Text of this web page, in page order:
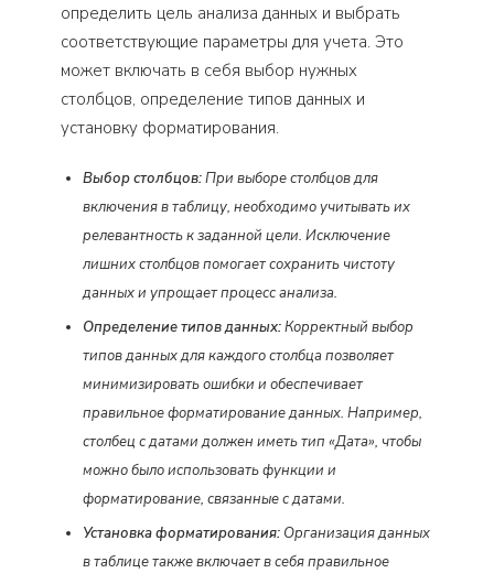
определить цель анализа данных и выбрать
соответствующие параметры для учета. Это
может включать в себя выбор нужных
столбцов, определение типов данных и
установку форматирования.
Выбор столбцов:При выборе столбцов для
включения в таблицу, необходимо учитывать их
релевантность к заданной цели. Исключение
лишних столбцов помогает сохранить чистоту
данных и упрощает процесс анализа.
Определение типов данных:Корректный выбор
типов данных для каждого столбца позволяет
минимизировать ошибки и обеспечивает
правильное форматирование данных. Например,
столбец с датами должен иметь тип «Дата», чтобы
можно было использовать функции и
форматирование, связанные с датами.
Установка форматирования: Организация данных
в таблице также включает в себя правильное